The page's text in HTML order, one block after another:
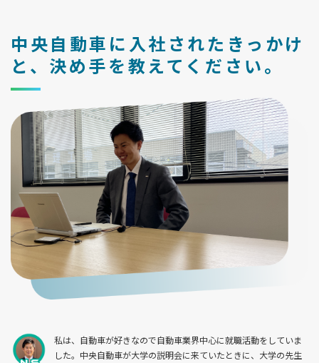
中央自動車に入社されたきっかけ
と、決め手を教えてください。
私は、自動車が好きなので自動車業界中心に就職活動をしていま
した。中央自動車が大学の説明会に来ていたときに、大学の先生